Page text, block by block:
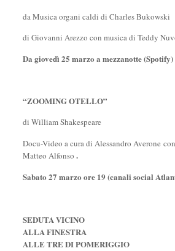
da Musica organi caldi di Charles Bukowski
di Giovanni Arezzo con musica di Teddy
Da giovedì 25 marzo a mezzanotte (Spotify)
“ZOOMING OTELLO”
di William Shakespeare
Docu-Video a cura di Alessandro Averone
Matteo Alfonso .
Sabato 27 marzo ore 19 (canali social
SEDUTA VICINO
ALLA FINESTRA
ALLE TRE DI POMERIGGIO